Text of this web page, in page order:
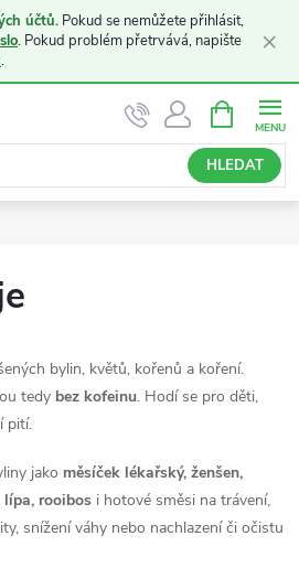
účtů. Pokud se nemůžete přihlásit,
. Pokud problém přetrvává, napište
.
×
HLEDAT
NÁKUPNÍ
KOŠÍK
bylin, květů, kořenů a koření.
tedy bez kofeinu. Hodí se pro děti,
pití.
jako měsíček lékařský, ženšen,
lípa, rooibos i hotové směsi na trávení,
snížení váhy nebo nachlazení či očistu